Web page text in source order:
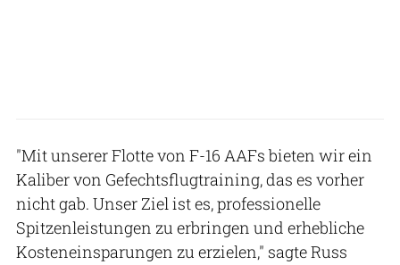
"Mit unserer Flotte von F-16 AAFs bieten wir ein
Kaliber von Gefechtsflugtraining, das es vorher
nicht gab. Unser Ziel ist es, professionelle
Spitzenleistungen zu erbringen und erhebliche
Kosteneinsparungen zu erzielen," sagte Russ